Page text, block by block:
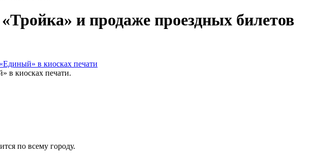
и продаже проездных билетов
в киосках печати.
по всему городу.